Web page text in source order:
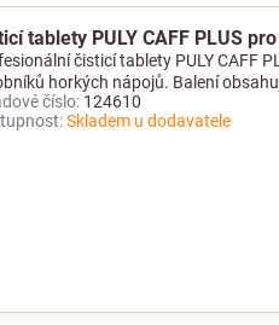
tablety PULY CAFF PLUS
čisticí tablety PULY CAFF
horkých nápojů. Balení
číslo: 124610
Skladem u dodavatele